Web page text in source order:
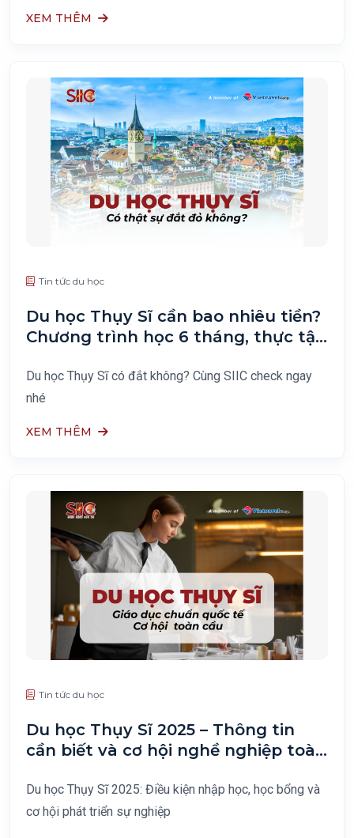
XEM THÊM
Tin tức du học
Du học Thụy Sĩ cần bao nhiêu tiền?
Chương trình học 6 tháng, thực tập
Du học Thụy Sĩ có đắt không? Cùng SIIC check ngay
nhé
XEM THÊM
Tin tức du học
Du học Thụy Sĩ 2025 – Thông tin
cần biết và cơ hội nghề nghiệp toàn
Du học Thụy Sĩ 2025: Điều kiện nhập học, học bổng và
cơ hội phát triển sự nghiệp